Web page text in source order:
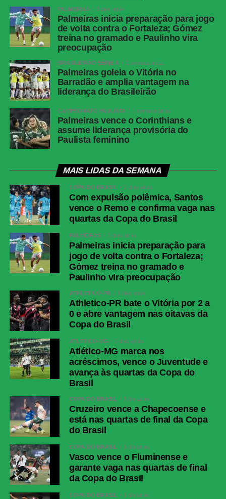
PALMEIRAS 3 dias atrás
Palmeiras inicia preparação para jogo
de volta contra o Fortaleza; Gómez
treina no gramado e Paulinho vira
preocupação
BRASILEIRÃO SÉRIE A 1 semana atrás
Palmeiras goleia o Vitória no
Barradão e amplia vantagem na
liderança do Brasileirão
CAMPEONATO PAULISTA 1 semana atrás
Palmeiras vence o Corinthians e
assume liderança provisória do
Paulista feminino
MAIS LIDAS DA SEMANA
COPA DO BRASIL 2 dias atrás
Com expulsão polêmica, Santos
vence o Remo e confirma vaga nas
quartas da Copa do Brasil
PALMEIRAS 3 dias atrás
Palmeiras inicia preparação para
jogo de volta contra o Fortaleza;
Gómez treina no gramado e
Paulinho vira preocupação
ATHLETICO-PR 3 dias atrás
Athletico-PR bate o Vitória por 2 a
0 e abre vantagem nas oitavas da
Copa do Brasil
ATLÉTICO-MG 2 dias atrás
Atlético-MG marca nos
acréscimos, vence o Juventude e
avança às quartas da Copa do
Brasil
COPA DO BRASIL 1 dia atrás
Cruzeiro vence a Chapecoense e
está nas quartas de final da Copa
do Brasil
COPA DO BRASIL 1 dia atrás
Vasco vence o Fluminense e
garante vaga nas quartas de final
da Copa do Brasil
COPA DO BRASIL 1 dia atrás